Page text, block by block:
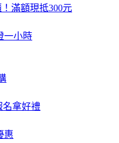
滿額現抵300元
一小時
名拿好禮
惠